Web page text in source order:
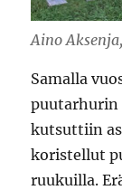
Aino
Samalla
puutarhurin
kutsuttiin
koristellut
ruukuilla.